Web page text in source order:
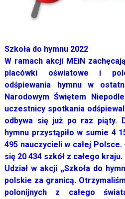
Szkoła do hymnu 2022
W ramach akcji MEiN
placówki oświatowe i
odśpiewania hymnu w
Narodowym Świętem
uczestnicy spotkania
odbywa się już po raz piąty.
hymnu przystąpiło w sumie 4
495 nauczycieli w całej
się 20 434 szkół z całego kraju.
Udział w akcji „Szkoła do
polskie za granicą.
polonijnych z całego